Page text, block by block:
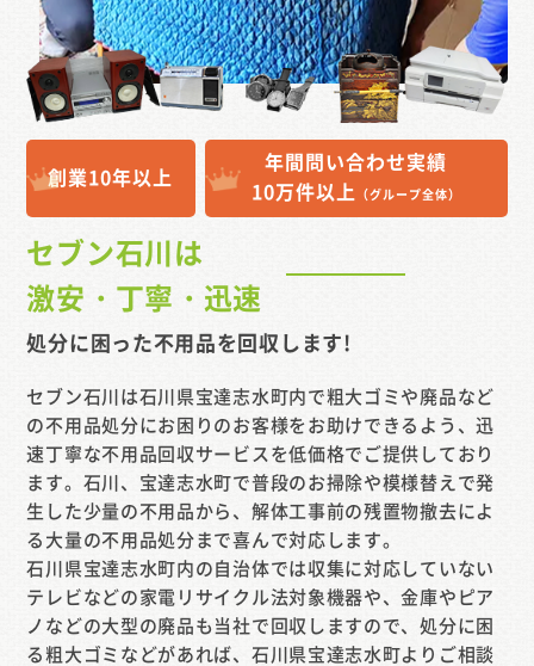
創業10年以上
年間問い合わせ実績
10万件以上 （グループ全体）
セブン石川は
激安・丁寧・迅速
処分に困った不用品を回収します!
セブン石川は石川県宝達志水町内で粗大ゴミや廃品など
の不用品処分にお困りのお客様をお助けできるよう、迅
速丁寧な不用品回収サービスを低価格でご提供しており
ます。石川、宝達志水町で普段のお掃除や模様替えで発
生した少量の不用品から、解体工事前の残置物撤去によ
る大量の不用品処分まで喜んで対応します。
石川県宝達志水町内の自治体では収集に対応していない
テレビなどの家電リサイクル法対象機器や、金庫やピア
ノなどの大型の廃品も当社で回収しますので、処分に困
る粗大ゴミなどがあれば、石川県宝達志水町よりご相談